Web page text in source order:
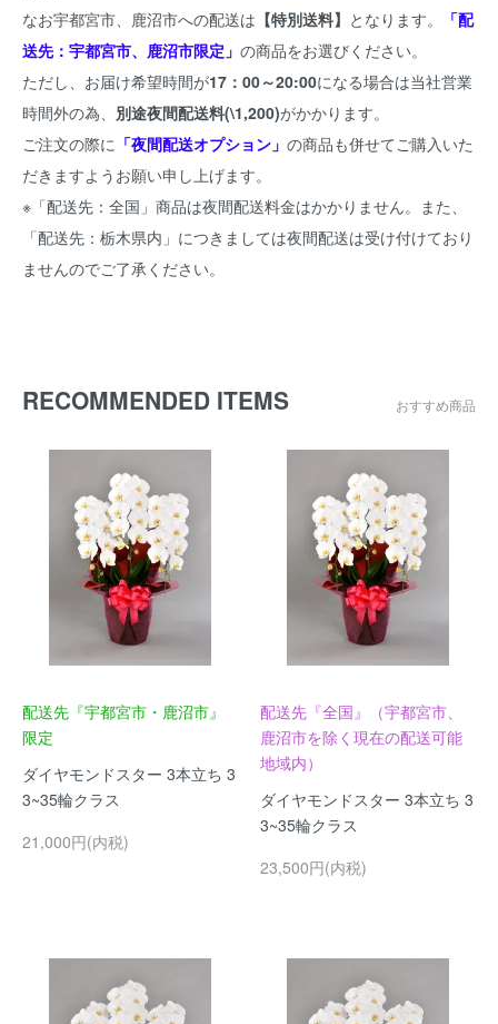
なお宇都宮市、鹿沼市への配送は 【特別送料】 となります。
「配
送先：宇都宮市、鹿沼市限定」 の商品をお選びください。
ただし、お届け希望時間が17：00～20:00になる場合は当社営業
時間外の為、 別途夜間配送料(\1,200)がかかります。
ご注文の際に 「夜間配送オプション」 の商品も併せてご購入いた
だきますようお願い申し上げます。
※「配送先：全国」商品は夜間配送料金はかかりません。また、
「配送先：栃木県内」につきましては夜間配送は受け付けており
ませんのでご了承ください。
RECOMMENDED ITEMS おすすめ商品
配送先『宇都宮市・鹿沼市』
限定
ダイヤモンドスター 3本立ち 3
3~35輪クラス
21,000円(内税)
配送先『全国』（宇都宮市、
鹿沼市を除く現在の配送可能
地域内）
ダイヤモンドスター 3本立ち 3
3~35輪クラス
23,500円(内税)